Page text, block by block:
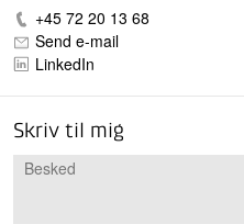
+45 72 20 13 68
Send e-mail
LinkedIn
Skriv til mig